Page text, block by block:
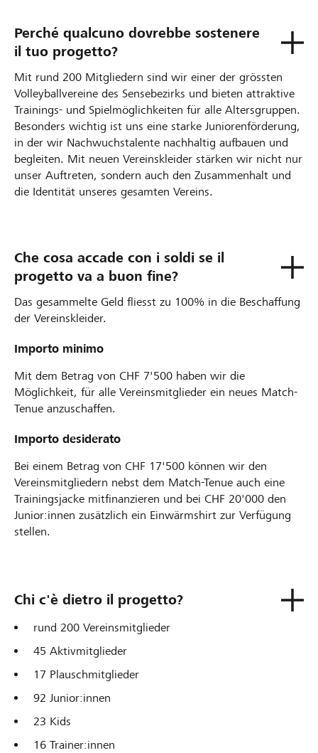
Perché qualcuno dovrebbe sostenere
il tuo progetto?
Mit rund 200 Mitgliedern sind wir einer der grössten
Volleyballvereine des Sensebezirks und bieten attraktive
Trainings- und Spielmöglichkeiten für alle Altersgruppen.
Besonders wichtig ist uns eine starke Juniorenförderung,
in der wir Nachwuchstalente nachhaltig aufbauen und
begleiten. Mit neuen Vereinskleider stärken wir nicht nur
unser Auftreten, sondern auch den Zusammenhalt und
die Identität unseres gesamten Vereins.
Che cosa accade con i soldi se il
progetto va a buon fine?
Das gesammelte Geld fliesst zu 100% in die Beschaffung
der Vereinskleider.
Importo minimo
Mit dem Betrag von CHF 7'500 haben wir die
Möglichkeit, für alle Vereinsmitglieder ein neues Match-
Tenue anzuschaffen.
Importo desiderato
Bei einem Betrag von CHF 17'500 können wir den
Vereinsmitgliedern nebst dem Match-Tenue auch eine
Trainingsjacke mitfinanzieren und bei CHF 20'000 den
Junior:innen zusätzlich ein Einwärmshirt zur Verfügung
stellen.
Chi c'è dietro il progetto?
rund 200 Vereinsmitglieder
45 Aktivmitglieder
17 Plauschmitglieder
92 Junior:innen
23 Kids
16 Trainer:innen